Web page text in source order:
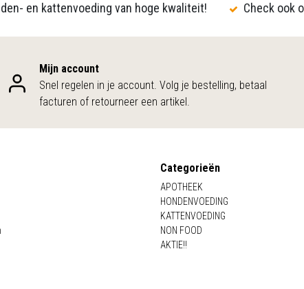
en kattenvoeding van hoge kwaliteit! Check ook
Mijn account
Snel regelen in je account. Volg je bestelling, betaal
facturen of retourneer een artikel.
Categorieën
APOTHEEK
HONDENVOEDING
KATTENVOEDING
NON FOOD
AKTIE!!